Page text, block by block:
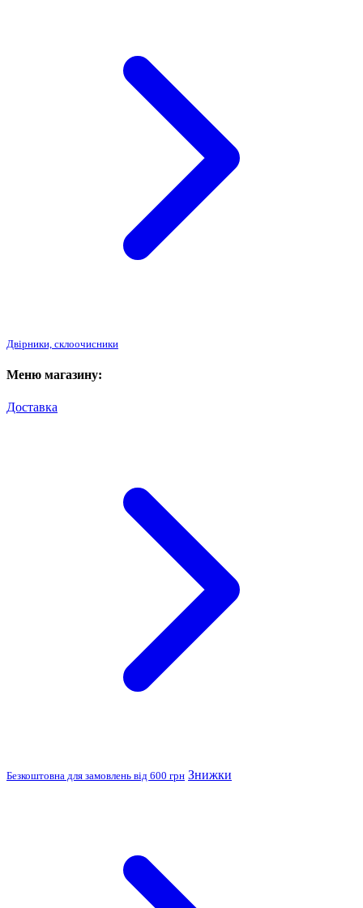
Двірники, склоочисники
Меню магазину:
Доставка
Безкоштовна для замовлень від 600 грн Знижки